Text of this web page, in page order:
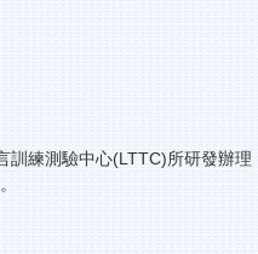
練測驗中心(LTTC)所研發辦